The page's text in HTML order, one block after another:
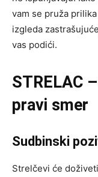
vam se pruža
izgleda
vas podići.
STRELAC
pravi smer
Sudbinski
Strelčevi će